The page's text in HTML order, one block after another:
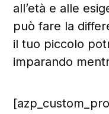
all’età e alle
può fare la
il tuo piccolo
imparando